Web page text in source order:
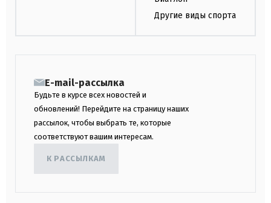
Другие виды спорта
E-mail-рассылка
Будьте в курсе всех новостей и
обновлений! Перейдите на страницу наших
рассылок, чтобы выбрать те, которые
соответствуют вашим интересам.
К РАССЫЛКАМ